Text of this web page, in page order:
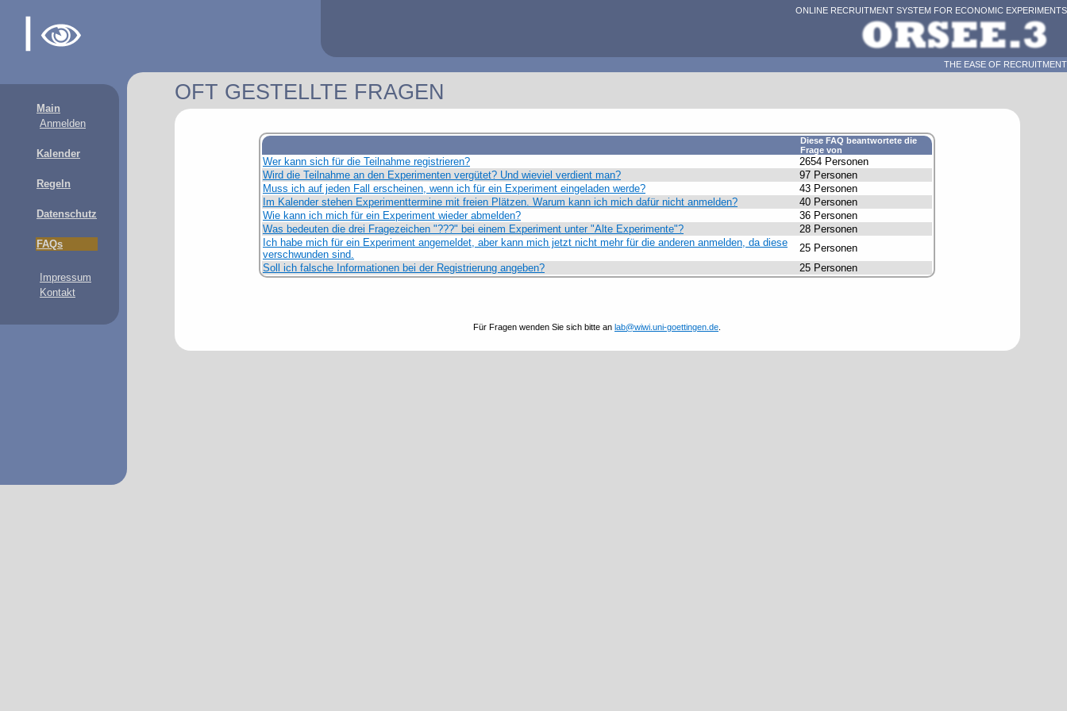
ONLINE RECRUITMENT SYSTEM FOR ECONOMIC EXPERIMENTS
THE EASE OF RECRUITMENT
Main
Anmelden
Kalender
Regeln
Datenschutz
FAQs
Impressum
Kontakt
OFT GESTELLTE FRAGEN
Diese FAQ beantwortete die
Frage von
Wer kann sich für die Teilnahme registrieren?
2654 Personen
Wird die Teilnahme an den Experimenten vergütet? Und wieviel verdient man?
97 Personen
Muss ich auf jeden Fall erscheinen, wenn ich für ein Experiment eingeladen werde?
43 Personen
Im Kalender stehen Experimenttermine mit freien Plätzen. Warum kann ich mich dafür nicht anmelden?
40 Personen
Wie kann ich mich für ein Experiment wieder abmelden?
36 Personen
Was bedeuten die drei Fragezeichen "???" bei einem Experiment unter "Alte Experimente"?
28 Personen
Ich habe mich für ein Experiment angemeldet, aber kann mich jetzt nicht mehr für die anderen anmelden, da diese
verschwunden sind.
25 Personen
Soll ich falsche Informationen bei der Registrierung angeben?
25 Personen
Für Fragen wenden Sie sich bitte an lab@wiwi.uni-goettingen.de